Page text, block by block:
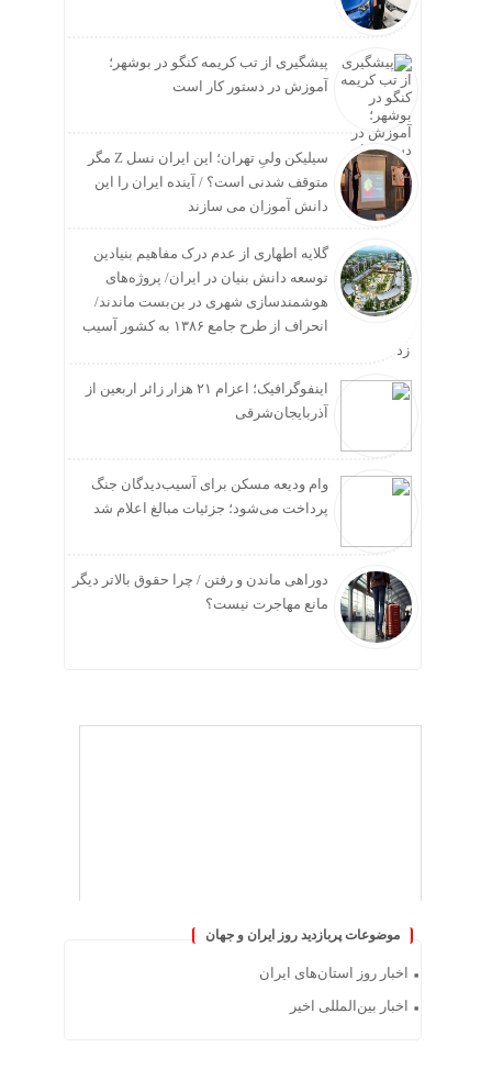
پیشگیری از تب کریمه کنگو در بوشهر؛
آموزش در دستور کار است
سیلیکن ولیِ تهران؛ این ایران نسل Z مگر
متوقف شدنی است؟ / آینده ایران را این
دانش آموزان می سازند
گلایه اطهاری از عدم درک مفاهیم بنیادین
توسعه دانش بنیان در ایران/ پروژه‌های
هوشمندسازی شهری در بن‌بست ماندند/
انحراف از طرح جامع ۱۳۸۶ به کشور آسیب
زد
اینفوگرافیک؛ اعزام ۲۱ هزار زائر اربعین از
آذربایجان‌شرقی
وام ودیعه مسکن برای آسیب‌دیدگان جنگ
پرداخت می‌شود؛ جزئیات مبالغ اعلام شد
دوراهی ماندن و رفتن / چرا حقوق بالاتر دیگر
مانع مهاجرت نیست؟
موضوعات پربازدید روز ایران و جهان
اخبار روز استان‌های ایران
اخبار بین‌المللی اخیر